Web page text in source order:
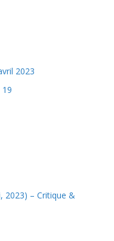
2023
2023) – Critique &